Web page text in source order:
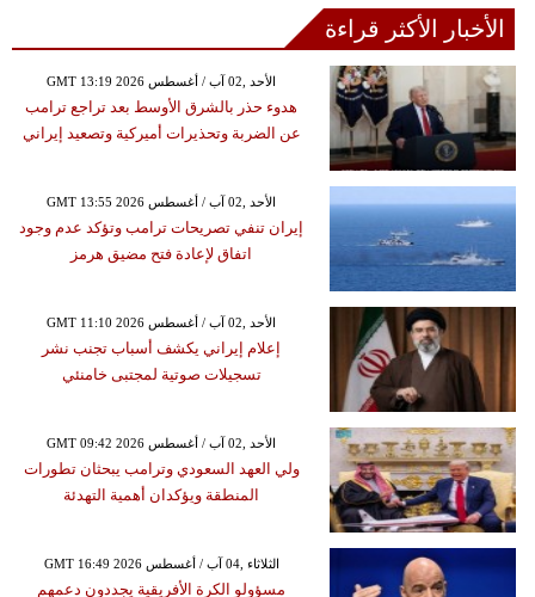
الأخبار الأكثر قراءة
GMT 13:19 2026 الأحد ,02 آب / أغسطس
هدوء حذر بالشرق الأوسط بعد تراجع ترامب
عن الضربة وتحذيرات أميركية وتصعيد إيراني
GMT 13:55 2026 الأحد ,02 آب / أغسطس
إيران تنفي تصريحات ترامب وتؤكد عدم وجود
اتفاق لإعادة فتح مضيق هرمز
GMT 11:10 2026 الأحد ,02 آب / أغسطس
إعلام إيراني يكشف أسباب تجنب نشر
تسجيلات صوتية لمجتبى خامنئي
GMT 09:42 2026 الأحد ,02 آب / أغسطس
ولي العهد السعودي وترامب يبحثان تطورات
المنطقة ويؤكدان أهمية التهدئة
GMT 16:49 2026 الثلاثاء ,04 آب / أغسطس
مسؤولو الكرة الأفريقية يجددون دعمهم